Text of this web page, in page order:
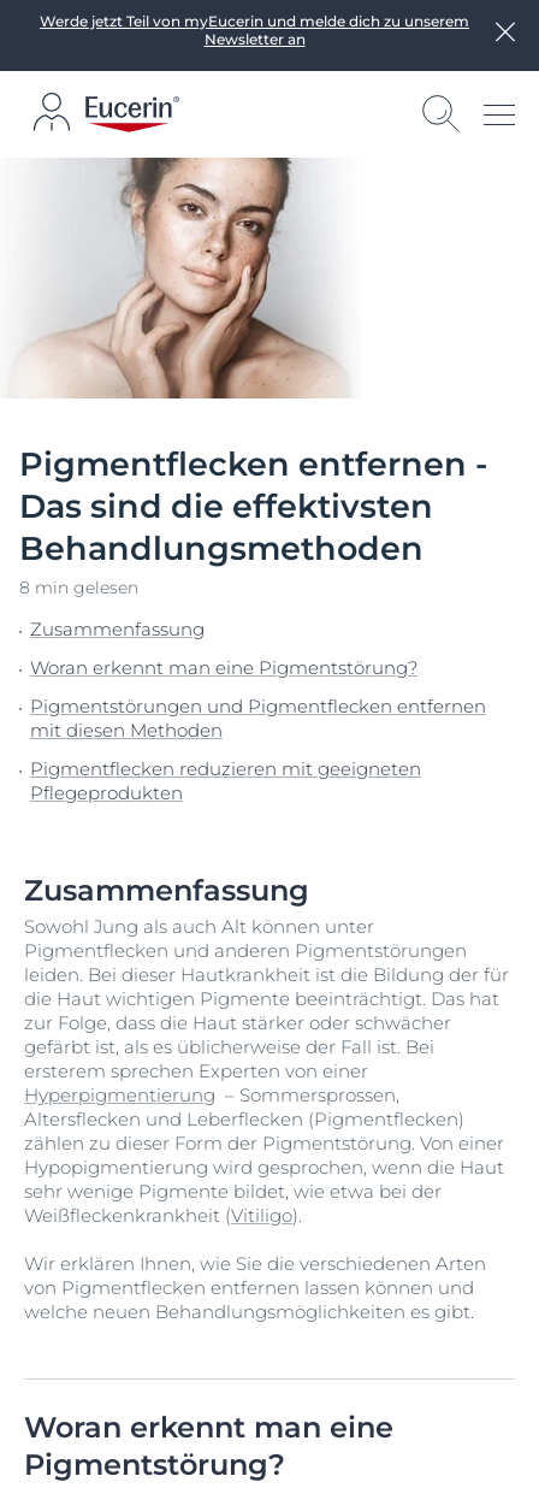
Werde jetzt Teil von myEucerin und melde dich zu unserem
Newsletter an
Pigmentflecken entfernen -
Das sind die effektivsten
Behandlungsmethoden
8 min gelesen
Zusammenfassung
Woran erkennt man eine Pigmentstörung?
Pigmentstörungen und Pigmentflecken entfernen
mit diesen Methoden
Pigmentflecken reduzieren mit geeigneten
Pflegeprodukten
Zusammenfassung
Sowohl Jung als auch Alt können unter
Pigmentflecken und anderen Pigmentstörungen
leiden. Bei dieser Hautkrankheit ist die Bildung der für
die Haut wichtigen Pigmente beeinträchtigt. Das hat
zur Folge, dass die Haut stärker oder schwächer
gefärbt ist, als es üblicherweise der Fall ist. Bei
ersterem sprechen Experten von einer
Hyperpigmentierung – Sommersprossen,
Altersflecken und Leberflecken (Pigmentflecken)
zählen zu dieser Form der Pigmentstörung. Von einer
Hypopigmentierung wird gesprochen, wenn die Haut
sehr wenige Pigmente bildet, wie etwa bei der
Weißfleckenkrankheit (Vitiligo).
Wir erklären Ihnen, wie Sie die verschiedenen Arten
von Pigmentflecken entfernen lassen können und
welche neuen Behandlungsmöglichkeiten es gibt.
Woran erkennt man eine
Pigmentstörung?